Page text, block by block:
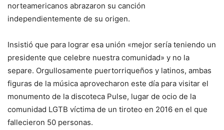
norteamericanos abrazaron su canción
independientemente de su origen.
Insistió que para lograr esa unión «mejor sería teniendo un
presidente que celebre nuestra comunidad» y no la
separe. Orgullosamente puertorriqueños y latinos, ambas
figuras de la música aprovecharon este día para visitar el
monumento de la discoteca Pulse, lugar de ocio de la
comunidad LGTB víctima de un tiroteo en 2016 en el que
fallecieron 50 personas.